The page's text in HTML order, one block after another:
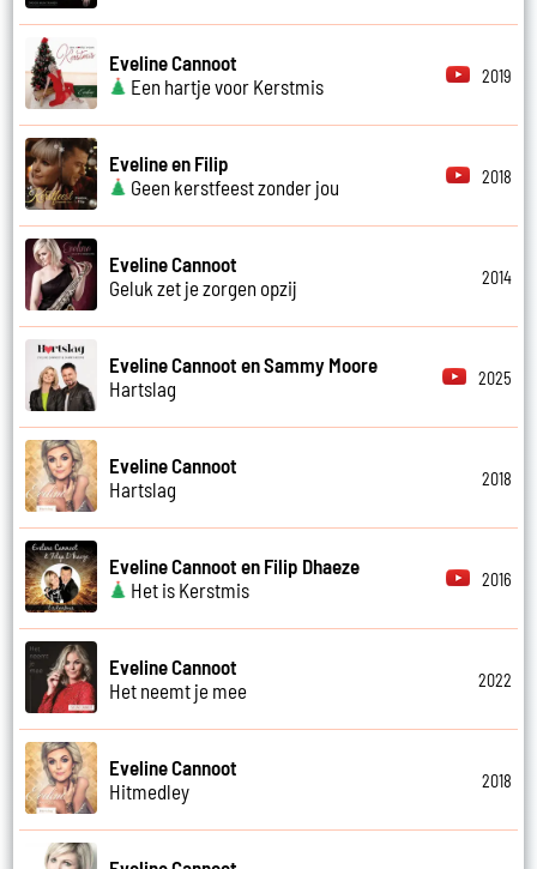
Eveline Cannoot
Een hartje voor Kerstmis
2019
Eveline en Filip
Geen kerstfeest zonder jou
2018
Eveline Cannoot
Geluk zet je zorgen opzij
2014
Eveline Cannoot en Sammy Moore
Hartslag
2025
Eveline Cannoot
Hartslag
2018
Eveline Cannoot en Filip Dhaeze
Het is Kerstmis
2016
Eveline Cannoot
Het neemt je mee
2022
Eveline Cannoot
Hitmedley
2018